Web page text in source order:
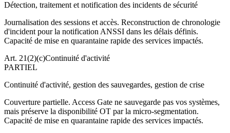
Détection, traitement et notification des incidents de sécurité
Journalisation des sessions et accès. Reconstruction de chronologie
d'incident pour la notification ANSSI dans les délais définis.
Capacité de mise en quarantaine rapide des services impactés.
Art. 21(2)(c)Continuité d'activité
PARTIEL
Continuité d'activité, gestion des sauvegardes, gestion de crise
Couverture partielle. Access Gate ne sauvegarde pas vos systèmes,
mais préserve la disponibilité OT par la micro-segmentation.
Capacité de mise en quarantaine rapide des services impactés.